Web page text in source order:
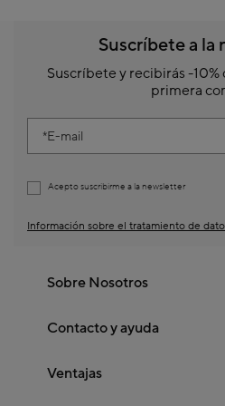
Suscríbete a la
Suscríbete y recibirás -
primera
E-mail
Acepto suscribirme a la newsletter
Información sobre el tratamiento de
Sobre Nosotros
Contacto y ayuda
Ventajas